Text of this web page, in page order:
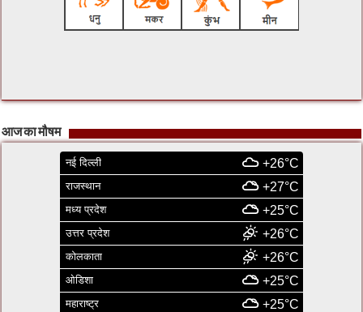
आज का मौषम
नई दिल्ली +26°C
राजस्थान +27°C
मध्य प्रदेश +25°C
उत्तर प्रदेश +26°C
कोलकाता +26°C
ओडिशा +25°C
महाराष्ट्र +25°C